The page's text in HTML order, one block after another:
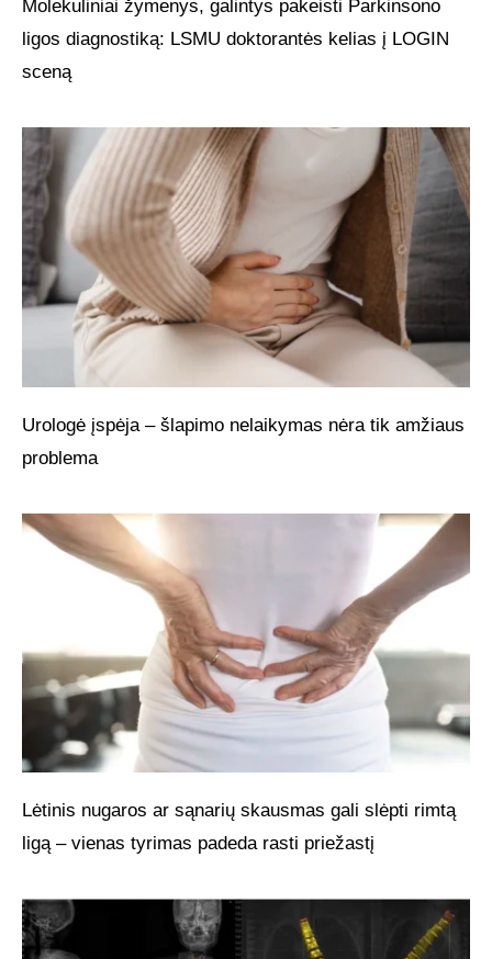
Molekuliniai žymenys, galintys pakeisti Parkinsono
ligos diagnostiką: LSMU doktorantės kelias į LOGIN
sceną
Urologė įspėja – šlapimo nelaikymas nėra tik amžiaus
problema
Lėtinis nugaros ar sąnarių skausmas gali slėpti rimtą
ligą – vienas tyrimas padeda rasti priežastį